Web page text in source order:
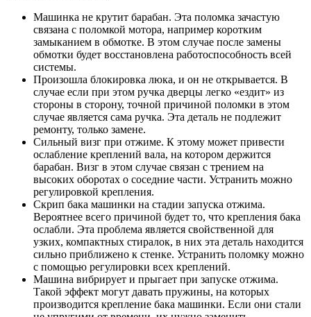
Машинка не крутит барабан. Эта поломка зачастую
связана с поломкой мотора, например коротким
замыканием в обмотке. В этом случае после замены
обмотки будет восстановлена работоспособность всей
системы.
Произошла блокировка люка, и он не открывается. В
случае если при этом ручка дверцы легко «ездит» из
стороны в сторону, точной причиной поломки в этом
случае является сама ручка. Эта деталь не подлежит
ремонту, только замене.
Сильный визг при отжиме. К этому может привести
ослабление креплений вала, на котором держится
барабан. Визг в этом случае связан с трением на
высоких оборотах о соседние части. Устранить можно
регулировкой крепления.
Скрип бака машинки на стадии запуска отжима.
Вероятнее всего причиной будет то, что крепления бака
ослабли. Эта проблема является свойственной для
узких, компактных стиралок, в них эта деталь находится
сильно приближено к стенке. Устранить поломку можно
с помощью регулировки всех креплений.
Машина вибрирует и прыгает при запуске отжима.
Такой эффект могут давать пружины, на которых
производится крепление бака машинки. Если они стали